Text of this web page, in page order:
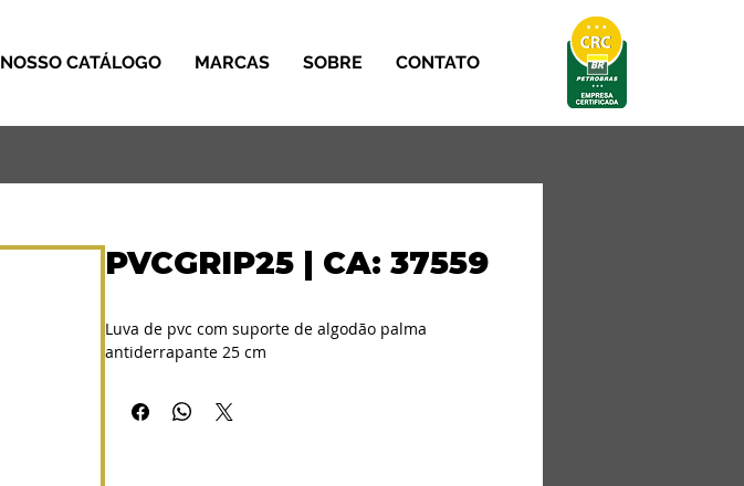
NOSSO CATÁLOGO MARCAS SOBRE CONTATO
PVCGRIP25 | CA: 37559
Luva de pvc com suporte de algodão palma
antiderrapante 25 cm